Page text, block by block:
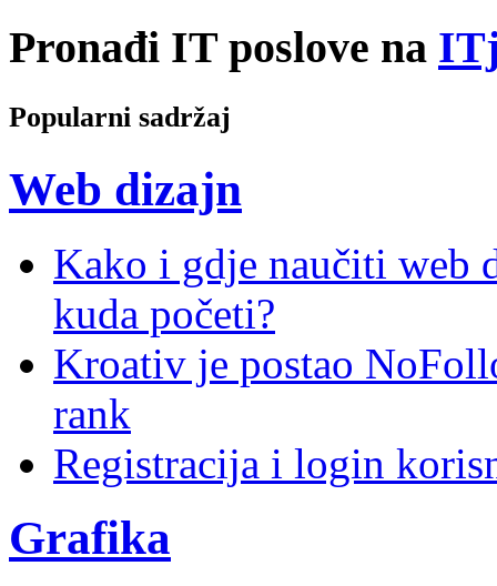
Pronađi IT poslove na
Popularni sadržaj
Web dizajn
Kako i gdje naučiti web
kuda početi?
Kroativ je postao
rank
Registracija i login
Grafika